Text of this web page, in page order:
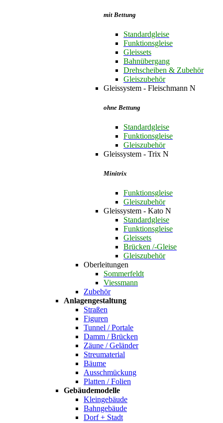
mit Bettung
Standardgleise
Funktionsgleise
Gleissets
Bahnübergang
Drehscheiben & Zubehör
Gleiszubehör
Gleissystem - Fleischmann N
ohne Bettung
Standardgleise
Funktionsgleise
Gleiszubehör
Gleissystem - Trix N
Minitrix
Funktionsgleise
Gleiszubehör
Gleissystem - Kato N
Standardgleise
Funktionsgleise
Gleissets
Brücken /-Gleise
Gleiszubehör
Oberleitungen
Sommerfeldt
Viessmann
Zubehör
Anlagengestaltung
Straßen
Figuren
Tunnel / Portale
Damm / Brücken
Zäune / Geländer
Streumaterial
Bäume
Ausschmückung
Platten / Folien
Gebäudemodelle
Kleingebäude
Bahngebäude
Dorf + Stadt